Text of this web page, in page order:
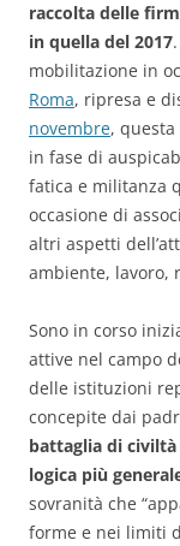
raccolta delle
in quella del 2017
mobilitazione in
Roma, ripresa e
novembre,
in fase di
fatica e militanza
occasione di
altri aspetti
ambiente, lavoro,
Sono in corso
attive nel campo
delle istituzioni
concepite dai
battaglia di
logica più
sovranità che
forme e nei limiti